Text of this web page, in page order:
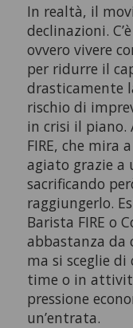
In realtà, il
declinazioni.
ovvero vivere
per ridurre il
drasticamente
rischio di
in crisi il piano.
FIRE, che mira
agiato grazie a
sacrificando
raggiungerlo.
Barista FIRE o
abbastanza da
ma si sceglie
time o in
pressione
un’entrata.